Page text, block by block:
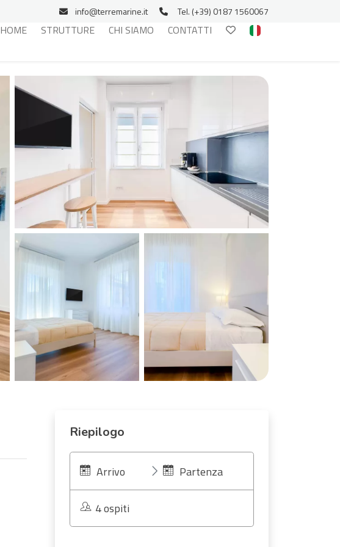
HOME STRUTTURE CHI SIAMO CONTATTI
Riepilogo
Arrivo Partenza
4 ospiti
info@terremarine.it Tel. (+39) 0187 1560067